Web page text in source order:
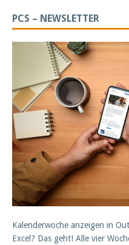
PCS – NEWSLETTER
Kalenderwoche anzeigen in
Excel? Das geht! Alle vier